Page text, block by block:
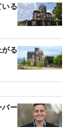
る
る
バー